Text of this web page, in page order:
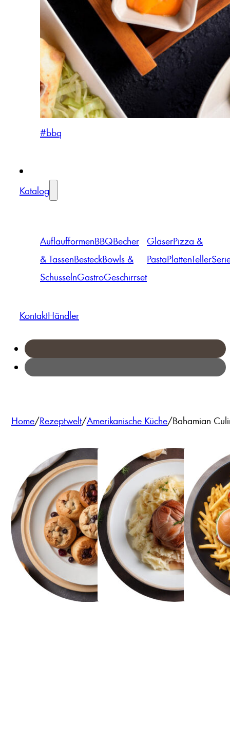
#bbq
Katalog
AuflaufformenBBQBecher
& TassenBesteckBowls &
SchüsselnGastroGeschirrset
GläserPizza &
PastaPlattenTeller
KontaktHändler
Home/Rezeptwelt/Amerikanische Küche/Bahamian